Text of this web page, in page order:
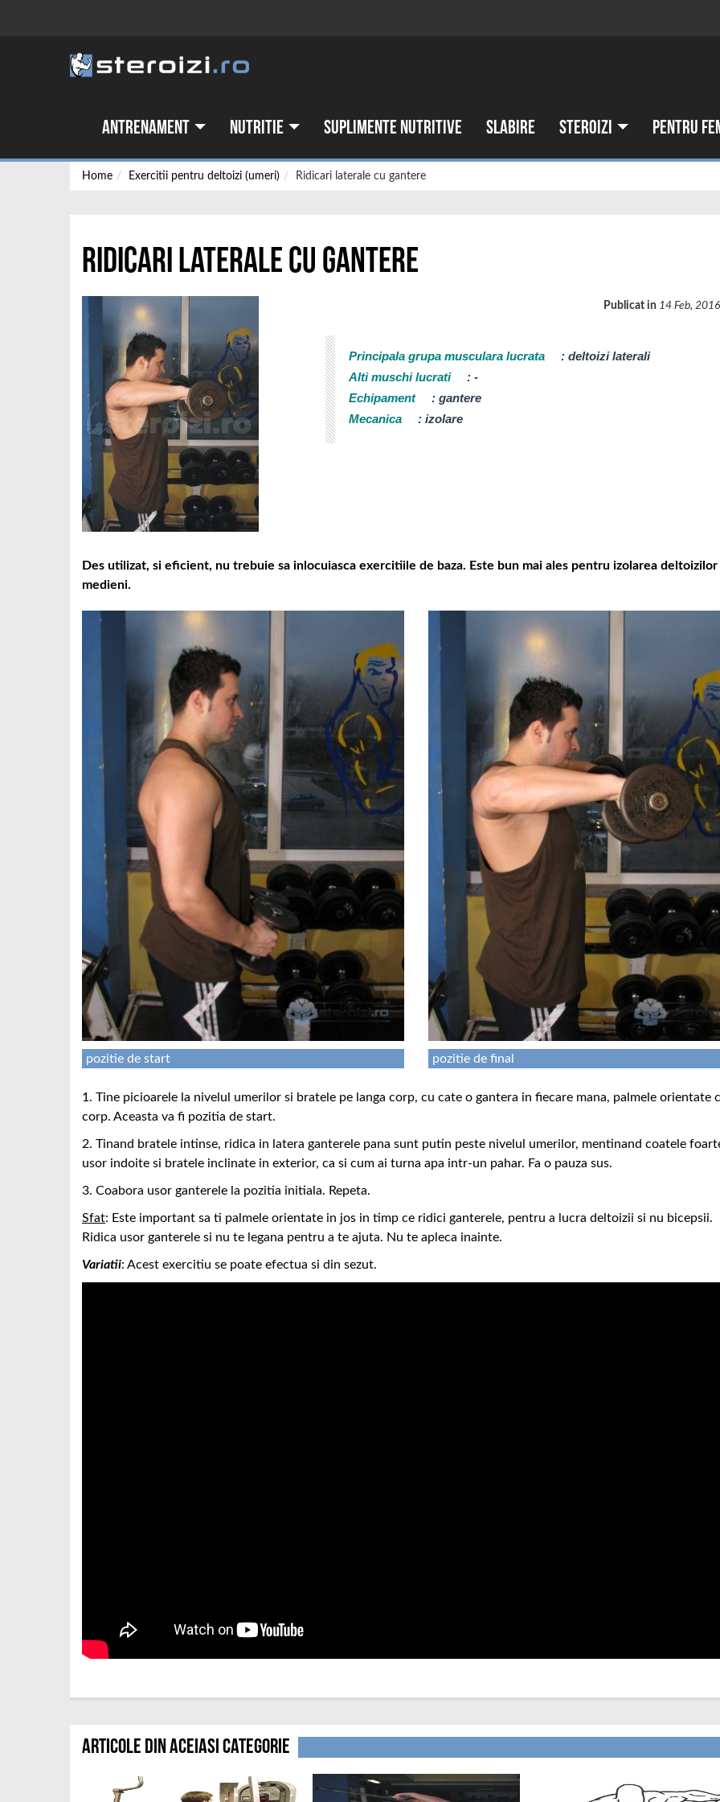
Antrenament Nutritie Suplimente nutritive Slabire Steroizi Pentru
Home Exercitii pentru deltoizi (umeri) Ridicari laterale cu gantere
Ridicari laterale cu gantere
Publicat in 14 Feb, 2016
Principala grupa musculara lucrata :deltoizi laterali
Alti muschi lucrati
:-
Echipament
:gantere
Mecanica
:izolare
Des utilizat, si eficient, nu trebuie sa inlocuiasca exercitiile de baza. Este bun mai ales pentru izolarea deltoizilor
medieni.
pozitie de start pozitie de final
1. Tine picioarele la nivelul umerilor si bratele pe langa corp, cu cate o gantera in fiecare mana, palmele orientate
corp. Aceasta va fi pozitia de start.
2. Tinand bratele intinse, ridica in latera ganterele pana sunt putin peste nivelul umerilor, mentinand coatele
usor indoite si bratele inclinate in exterior, ca si cum ai turna apa intr-un pahar. Fa o pauza sus.
3. Coabora usor ganterele la pozitia initiala. Repeta.
Sfat: Este important sa ti palmele orientate in jos in timp ce ridici ganterele, pentru a lucra deltoizii si nu bicepsii.
Ridica usor ganterele si nu te legana pentru a te ajuta. Nu te apleca inainte.
Variatii: Acest exercitiu se poate efectua si din sezut.
Articole din aceiasi categorie